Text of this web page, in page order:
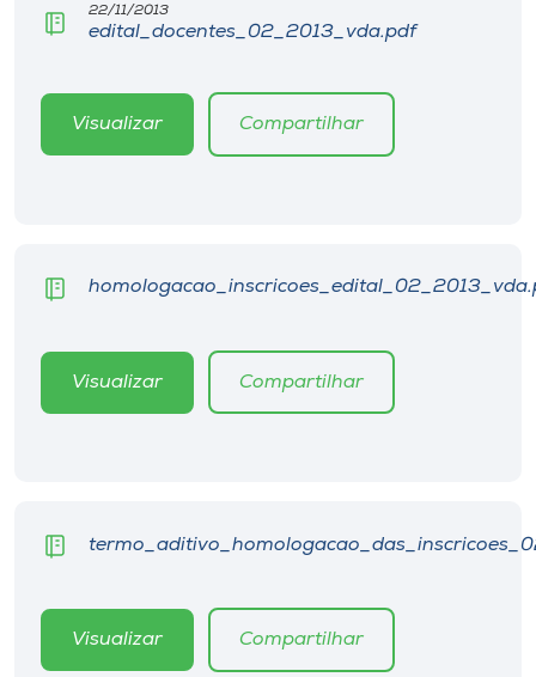
Rádio
Museu
22/11/2013
edital_docentes_02_2013_vda.pdf
Visualizar Compartilhar
Visualizar Compartilhar
Visualizar Compartilhar